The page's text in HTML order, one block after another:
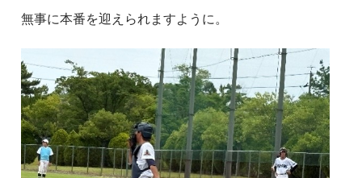
無事に本番を迎えられますように。